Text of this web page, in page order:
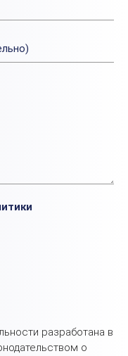
разработана в
о